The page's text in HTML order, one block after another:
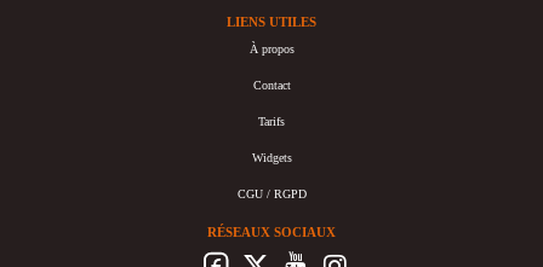
LIENS UTILES
À propos
Contact
Tarifs
Widgets
CGU / RGPD
RÉSEAUX SOCIAUX